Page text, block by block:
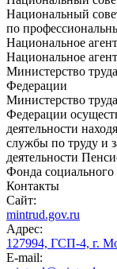
Национальный
по
Национальное
Национальное
Министерство
Федерации
Министерство
Федерации
деятельности
службы по труду и
деятельности
Фонда социального
Контакты
Сайт:
mintrud.gov.ru
Адрес:
127994, ГСП-4, г.
E-mail: